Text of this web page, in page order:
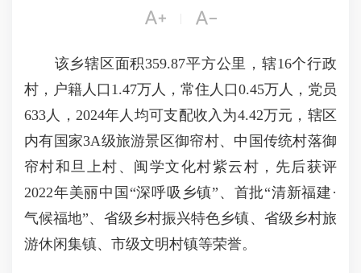
 
该乡辖区面积359.87平方公里，辖16个行政
村，户籍人口1.47万人，常住人口0.45万人，党员
633人，2024年人均可支配收入为4.42万元，辖区
内有国家3A级旅游景区御帘村、中国传统村落御
帘村和旦上村、闽学文化村紫云村，先后获评
2022年美丽中国“深呼吸乡镇”、首批“清新福建·
气候福地”、省级乡村振兴特色乡镇、省级乡村旅
游休闲集镇、市级文明村镇等荣誉。